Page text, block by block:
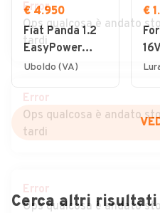
€ 4.950
Fiat Panda 1.2
EasyPower
Lounge
Uboldo (VA)
€
Cerca altri risultati
Error
Ops qualcosa è andato
tardi
Error
Ops qualcosa è andato
tardi
Error
Ops qualcosa è andato